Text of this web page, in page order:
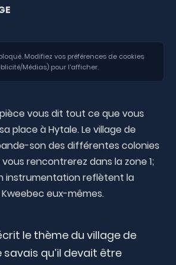
Modifiez vos préférences de cookies
Médias) pour l'afficher.
vous dit tout ce que vous
place à Hytale. Le village de
son des différentes colonies
rencontrerez dans la zone 1;
instrumentation reflètent la
eux-mêmes.
le thème du village de
savais qu’il devait être